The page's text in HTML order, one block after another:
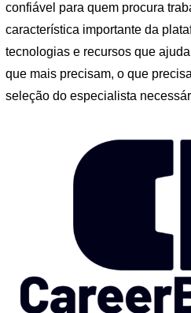
confiável para quem procura
característica importante da
tecnologias e recursos que
que mais precisam, o que
seleção do especialista